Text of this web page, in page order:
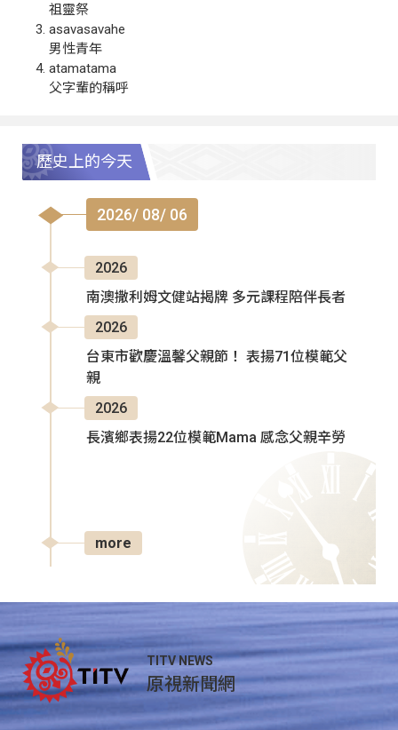
祖靈祭
asavasavahe
男性青年
atamatama
父字輩的稱呼
歷史上的今天
2026/ 08/ 06
2026
南澳撒利姆文健站揭牌 多元課程陪伴長者
2026
台東市歡慶溫馨父親節！ 表揚71位模範父
親
2026
長濱鄉表揚22位模範Mama 感念父親辛勞
more
TITV NEWS
原視新聞網